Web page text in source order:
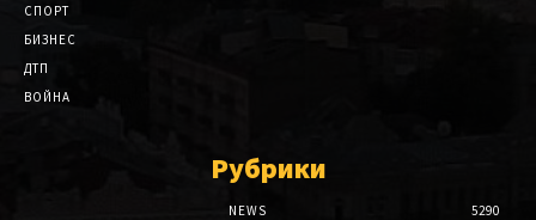
СПОРТ
БИЗНЕС
ДТП
ВОЙНА
Рубрики
NEWS 5290